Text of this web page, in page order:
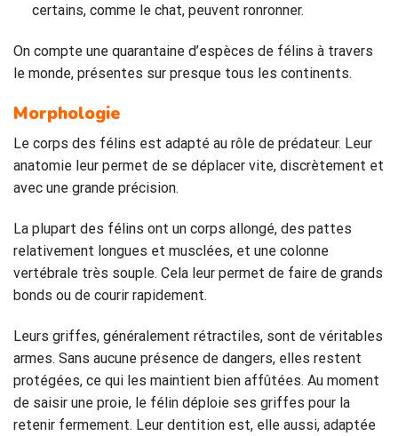
certains, comme le chat, peuvent ronronner.
On compte une quarantaine d’espèces de félins à travers
le monde, présentes sur presque tous les continents.
Morphologie
Le corps des félins est adapté au rôle de prédateur. Leur
anatomie leur permet de se déplacer vite, discrètement et
avec une grande précision.
La plupart des félins ont un corps allongé, des pattes
relativement longues et musclées, et une colonne
vertébrale très souple. Cela leur permet de faire de grands
bonds ou de courir rapidement.
Leurs griffes, généralement rétractiles, sont de véritables
armes. Sans aucune présence de dangers, elles restent
protégées, ce qui les maintient bien affûtées. Au moment
de saisir une proie, le félin déploie ses griffes pour la
retenir fermement. Leur dentition est, elle aussi, adaptée